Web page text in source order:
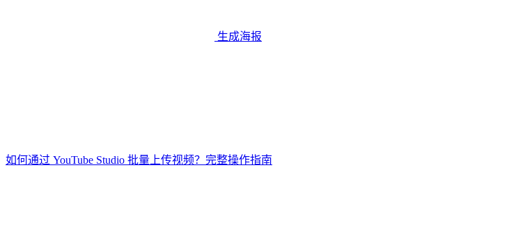
生成海报
如何通过 YouTube Studio 批量上传视频？完整操作指南